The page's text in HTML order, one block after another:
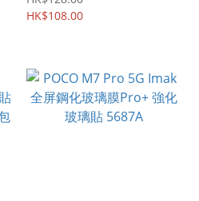
強保護 手機軟殼 保護軟套
HK$108.00